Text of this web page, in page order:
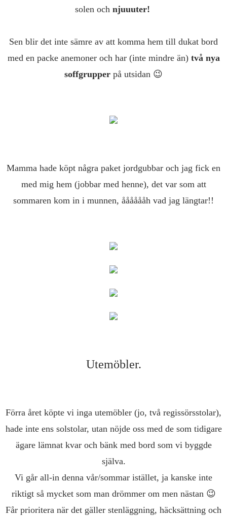
solen och njuuuter!
Sen blir det inte sämre av att komma hem till dukat bord
med en packe anemoner och har (inte mindre än) två nya
soffgrupper på utsidan 😉
Mamma hade köpt några paket jordgubbar och jag fick en
med mig hem (jobbar med henne), det var som att
sommaren kom in i munnen, ååååååh vad jag längtar!!
Utemöbler.
Förra året köpte vi inga utemöbler (jo, två regissörsstolar),
hade inte ens solstolar, utan nöjde oss med de som tidigare
ägare lämnat kvar och bänk med bord som vi byggde
själva.
Vi går all-in denna vår/sommar istället, ja kanske inte
riktigt så mycket som man drömmer om men nästan 😉
Får prioritera när det gäller stenläggning, häcksättning och